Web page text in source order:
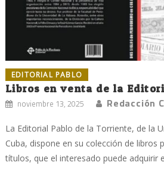
EDITORIAL PABLO
Libros en venta de la
noviembre 13, 2025 Redacción
La Editorial Pablo de la Torriente, de la
Cuba, dispone en su colección de libros
títulos, que el interesado puede adquirir